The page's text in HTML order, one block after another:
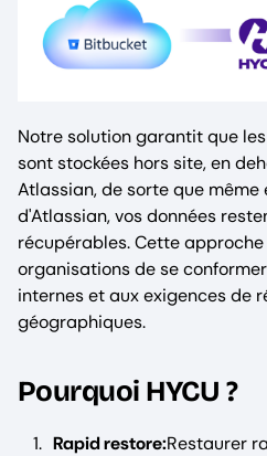
Notre solution garantit que
sont stockées hors site, en
Atlassian, de sorte que même
d'Atlassian, vos données
récupérables. Cette
organisations de se
internes et aux exigences de
géographiques.
Pourquoi HYCU ?
Rapid restore:Restaurer